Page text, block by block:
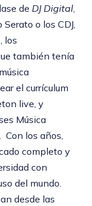
de DJ Digital,
o los CDJ,
los
también tenía
el currículum
live, y
Música
Con los años,
completo y
con
del mundo.
desde las